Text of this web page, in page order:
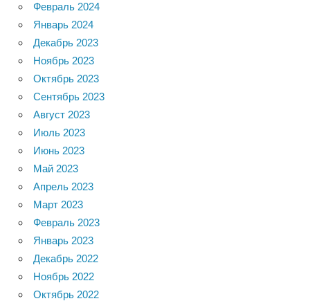
Февраль 2024
Январь 2024
Декабрь 2023
Ноябрь 2023
Октябрь 2023
Сентябрь 2023
Август 2023
Июль 2023
Июнь 2023
Май 2023
Апрель 2023
Март 2023
Февраль 2023
Январь 2023
Декабрь 2022
Ноябрь 2022
Октябрь 2022